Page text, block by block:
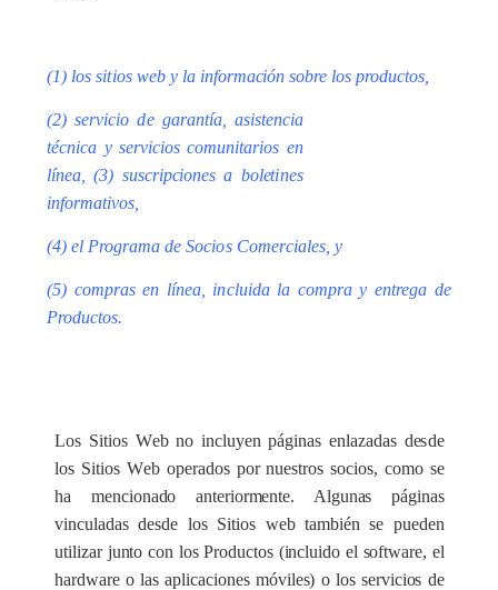
(1) lossitios web y la información sobre los productos,
(2) serviciode garantía, asistencia
técnica y servicios comunitarios en
línea, (3) suscripciones a boletines
informativos,
(4) el Programa de Socios Comerciales, y
(5) comprasen línea, incluida la compra y entrega de
Productos.
Los Sitios Web no incluyen páginas enlazadas desde
los Sitios Web operados por nuestros socios, como se
ha mencionado anteriormente. Algunas páginas
vinculadas desde los Sitios web también se pueden
utilizar junto con los Productos (incluido el software, el
hardware o las aplicaciones móviles) o los servicios de